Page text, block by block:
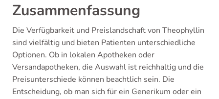
Zusammenfassung
Die Verfügbarkeit und Preislandschaft von Theophyllin
sind vielfältig und bieten Patienten unterschiedliche
Optionen. Ob in lokalen Apotheken oder
Versandapotheken, die Auswahl ist reichhaltig und die
Preisunterschiede können beachtlich sein. Die
Entscheidung, ob man sich für ein Generikum oder ein